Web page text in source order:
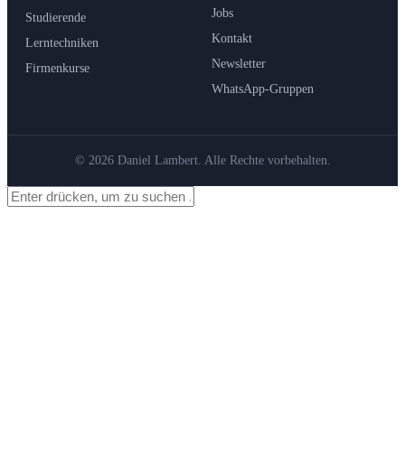
Studierende
Lerntechniken
Firmenkurse
Jobs
Kontakt
Newsletter
WhatsApp-Gruppen
© 2026 Daniel Lambert. Alle Rechte vorbehalten.